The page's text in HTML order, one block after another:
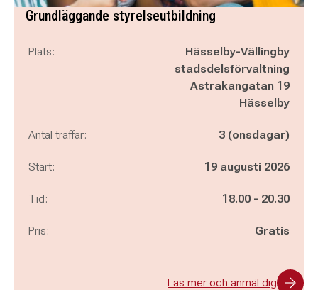
Grundläggande styrelseutbildning
Plats:
Hässelby-Vällingby
stadsdelsförvaltning
Astrakangatan 19
Hässelby
Antal träffar: 3 (onsdagar)
Start: 19 augusti 2026
Tid: Pågår mellan
18.00 - och
20.30
Pris: Gratis
Läs mer och anmäl dig